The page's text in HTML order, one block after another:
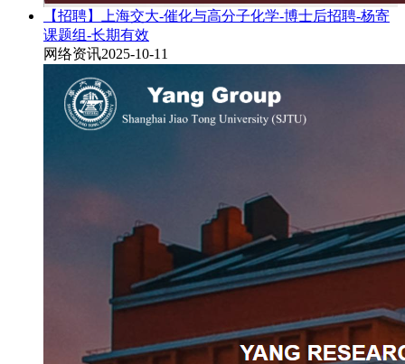
【招聘】上海交大-催化与高分子化学-博士后招聘-杨寄
课题组-长期有效
网络资讯2025-10-11